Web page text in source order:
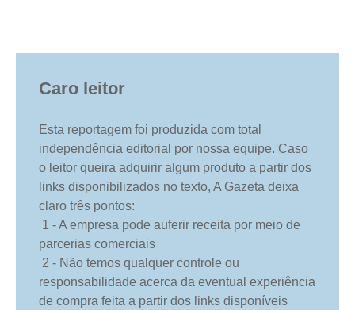
Caro leitor
Esta reportagem foi produzida com total
independência editorial por nossa equipe. Caso
o leitor queira adquirir algum produto a partir dos
links disponibilizados no texto, A Gazeta deixa
claro três pontos:
1 - A empresa pode auferir receita por meio de
parcerias comerciais
2 - Não temos qualquer controle ou
responsabilidade acerca da eventual experiência
de compra feita a partir dos links disponíveis